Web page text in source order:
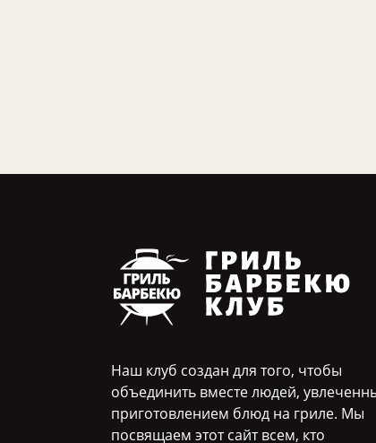
Наш клуб создан для того, чтобы
объединить вместе людей,
приготовлением блюд на гриле. Мы
посвящаем этот сайт всем, кто